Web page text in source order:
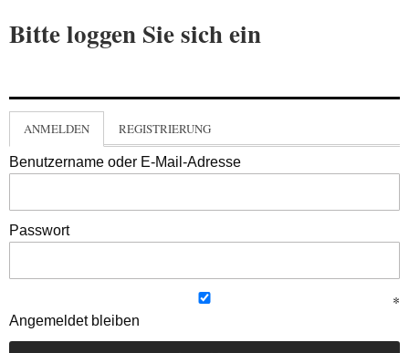
Bitte loggen Sie sich ein
ANMELDEN REGISTRIERUNG
Benutzername oder E-Mail-Adresse
Passwort
Angemeldet bleiben